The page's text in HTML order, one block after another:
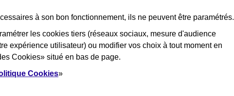
à son bon fonctionnement, ils ne peuvent être paramétrés.
les cookies tiers (réseaux sociaux, mesure d'audience
expérience utilisateur) ou modifier vos choix à tout moment en
Cookies» situé en bas de page.
Cookies»